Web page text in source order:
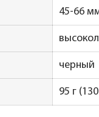
45-66
черный
95 г